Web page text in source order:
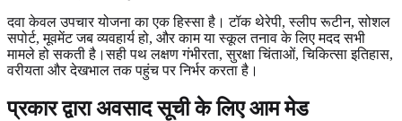
दवा केवल उपचार योजना का एक हिस्सा है। टॉक थेरेपी, स्लीप रूटीन, सोशल
सपोर्ट, मूवमेंट जब व्यवहार्य हो, और काम या स्कूल तनाव के लिए मदद सभी
मामले हो सकती है।सही पथ लक्षण गंभीरता, सुरक्षा चिंताओं, चिकित्सा इतिहास,
वरीयता और देखभाल तक पहुंच पर निर्भर करता है।
प्रकार द्वारा अवसाद सूची के लिए आम मेड